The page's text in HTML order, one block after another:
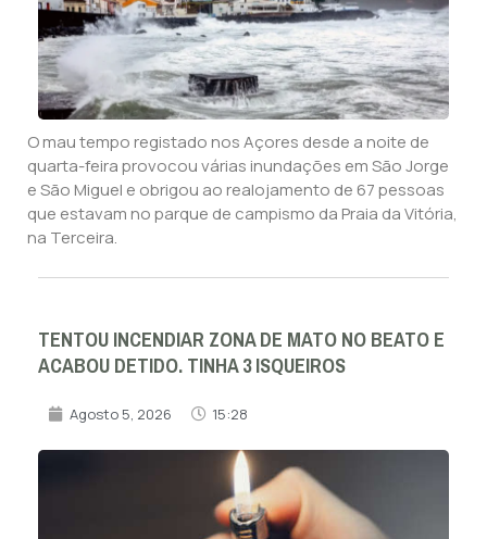
O mau tempo registado nos Açores desde a noite de
quarta-feira provocou várias inundações em São Jorge
e São Miguel e obrigou ao realojamento de 67 pessoas
que estavam no parque de campismo da Praia da Vitória,
na Terceira.
TENTOU INCENDIAR ZONA DE MATO NO BEATO E
ACABOU DETIDO. TINHA 3 ISQUEIROS
Agosto 5, 2026 15:28